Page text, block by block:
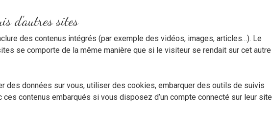
d’autres sites
des contenus intégrés (par exemple des vidéos, images, articles…). Le
se comporte de la même manière que si le visiteur se rendait sur cet autre
des données sur vous, utiliser des cookies, embarquer des outils de suivis
contenus embarqués si vous disposez d’un compte connecté sur leur site